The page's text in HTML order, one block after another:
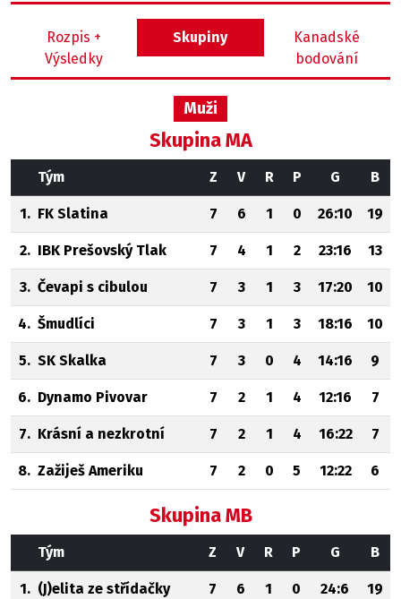
Rozpis +
Výsledky
Skupiny
Kanadské
bodování
Muži
Skupina MA
Tým Z V R P G B
1. FK Slatina 7 6 1 0 26:10 19
2. IBK Prešovský Tlak 7 4 1 2 23:16 13
3. Čevapi s cibulou 7 3 1 3 17:20 10
4. Šmudlíci 7 3 1 3 18:16 10
5. SK Skalka 7 3 0 4 14:16 9
6. Dynamo Pivovar 7 2 1 4 12:16 7
7. Krásní a nezkrotní 7 2 1 4 16:22 7
8. Zažiješ Ameriku 7 2 0 5 12:22 6
Skupina MB
Tým Z V R P G B
1. (J)elita ze střídačky 7 6 1 0 24:6 19